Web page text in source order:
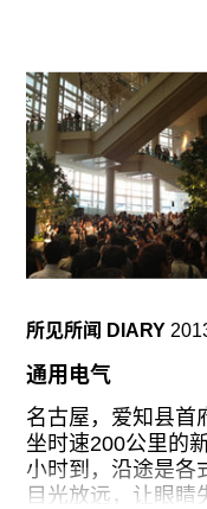
在Kissahanare项
了社会食堂。前者
上在我京都的家举
它致力于分享我们
当我们觉得自己实
各阶层的人---意识
社会食堂就是这样
到桌上来，这与文
固定的关系。结果
许是因为当一个项
他的人仅仅表态支
不同进行变化。
由于在日本缺乏一
得非常烦恼，希望
所见所闻 DIARY
通用电气
名古屋，爱知县首
坐时速200公里的
小时到，沿途是各
目光放远，让眼睛